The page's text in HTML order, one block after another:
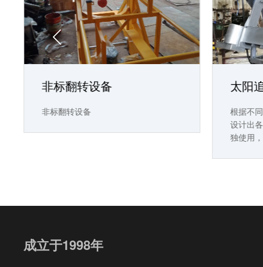
非标翻转设备
非标翻转设备
太阳
根据不
设计出
独使用

成立于1998年